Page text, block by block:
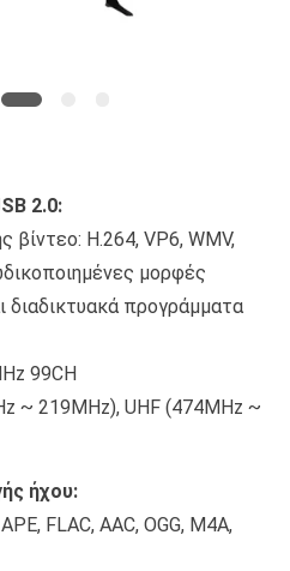
2.0:
βίντεο: H.264, VP6, WMV,
μορφές
διαδικτυακά προγράμματα
99CH
~ 219MHz), UHF (474MHz ~
ήχου:
FLAC, AAC, OGG, M4A,